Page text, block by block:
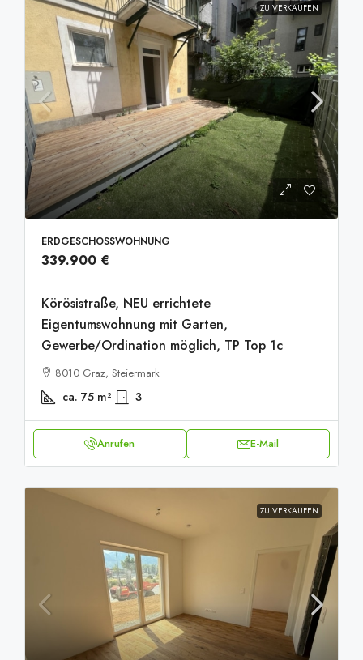
ZU VERKAUFEN
ERDGESCHOSSWOHNUNG
339.900 €
Körösistraße, NEU errichtete
Eigentumswohnung mit Garten, ​​​​​​​
Gewerbe/Ordination möglich, TP Top 1c
8010 Graz, Steiermark
ca. 75 m² 3
Anrufen E-Mail
ZU VERKAUFEN